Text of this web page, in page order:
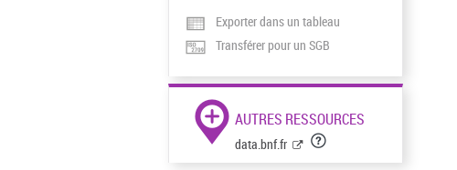
Exporter dans un tableau
Transférer pour un SGB
AUTRES RESSOURCES
data.bnf.fr